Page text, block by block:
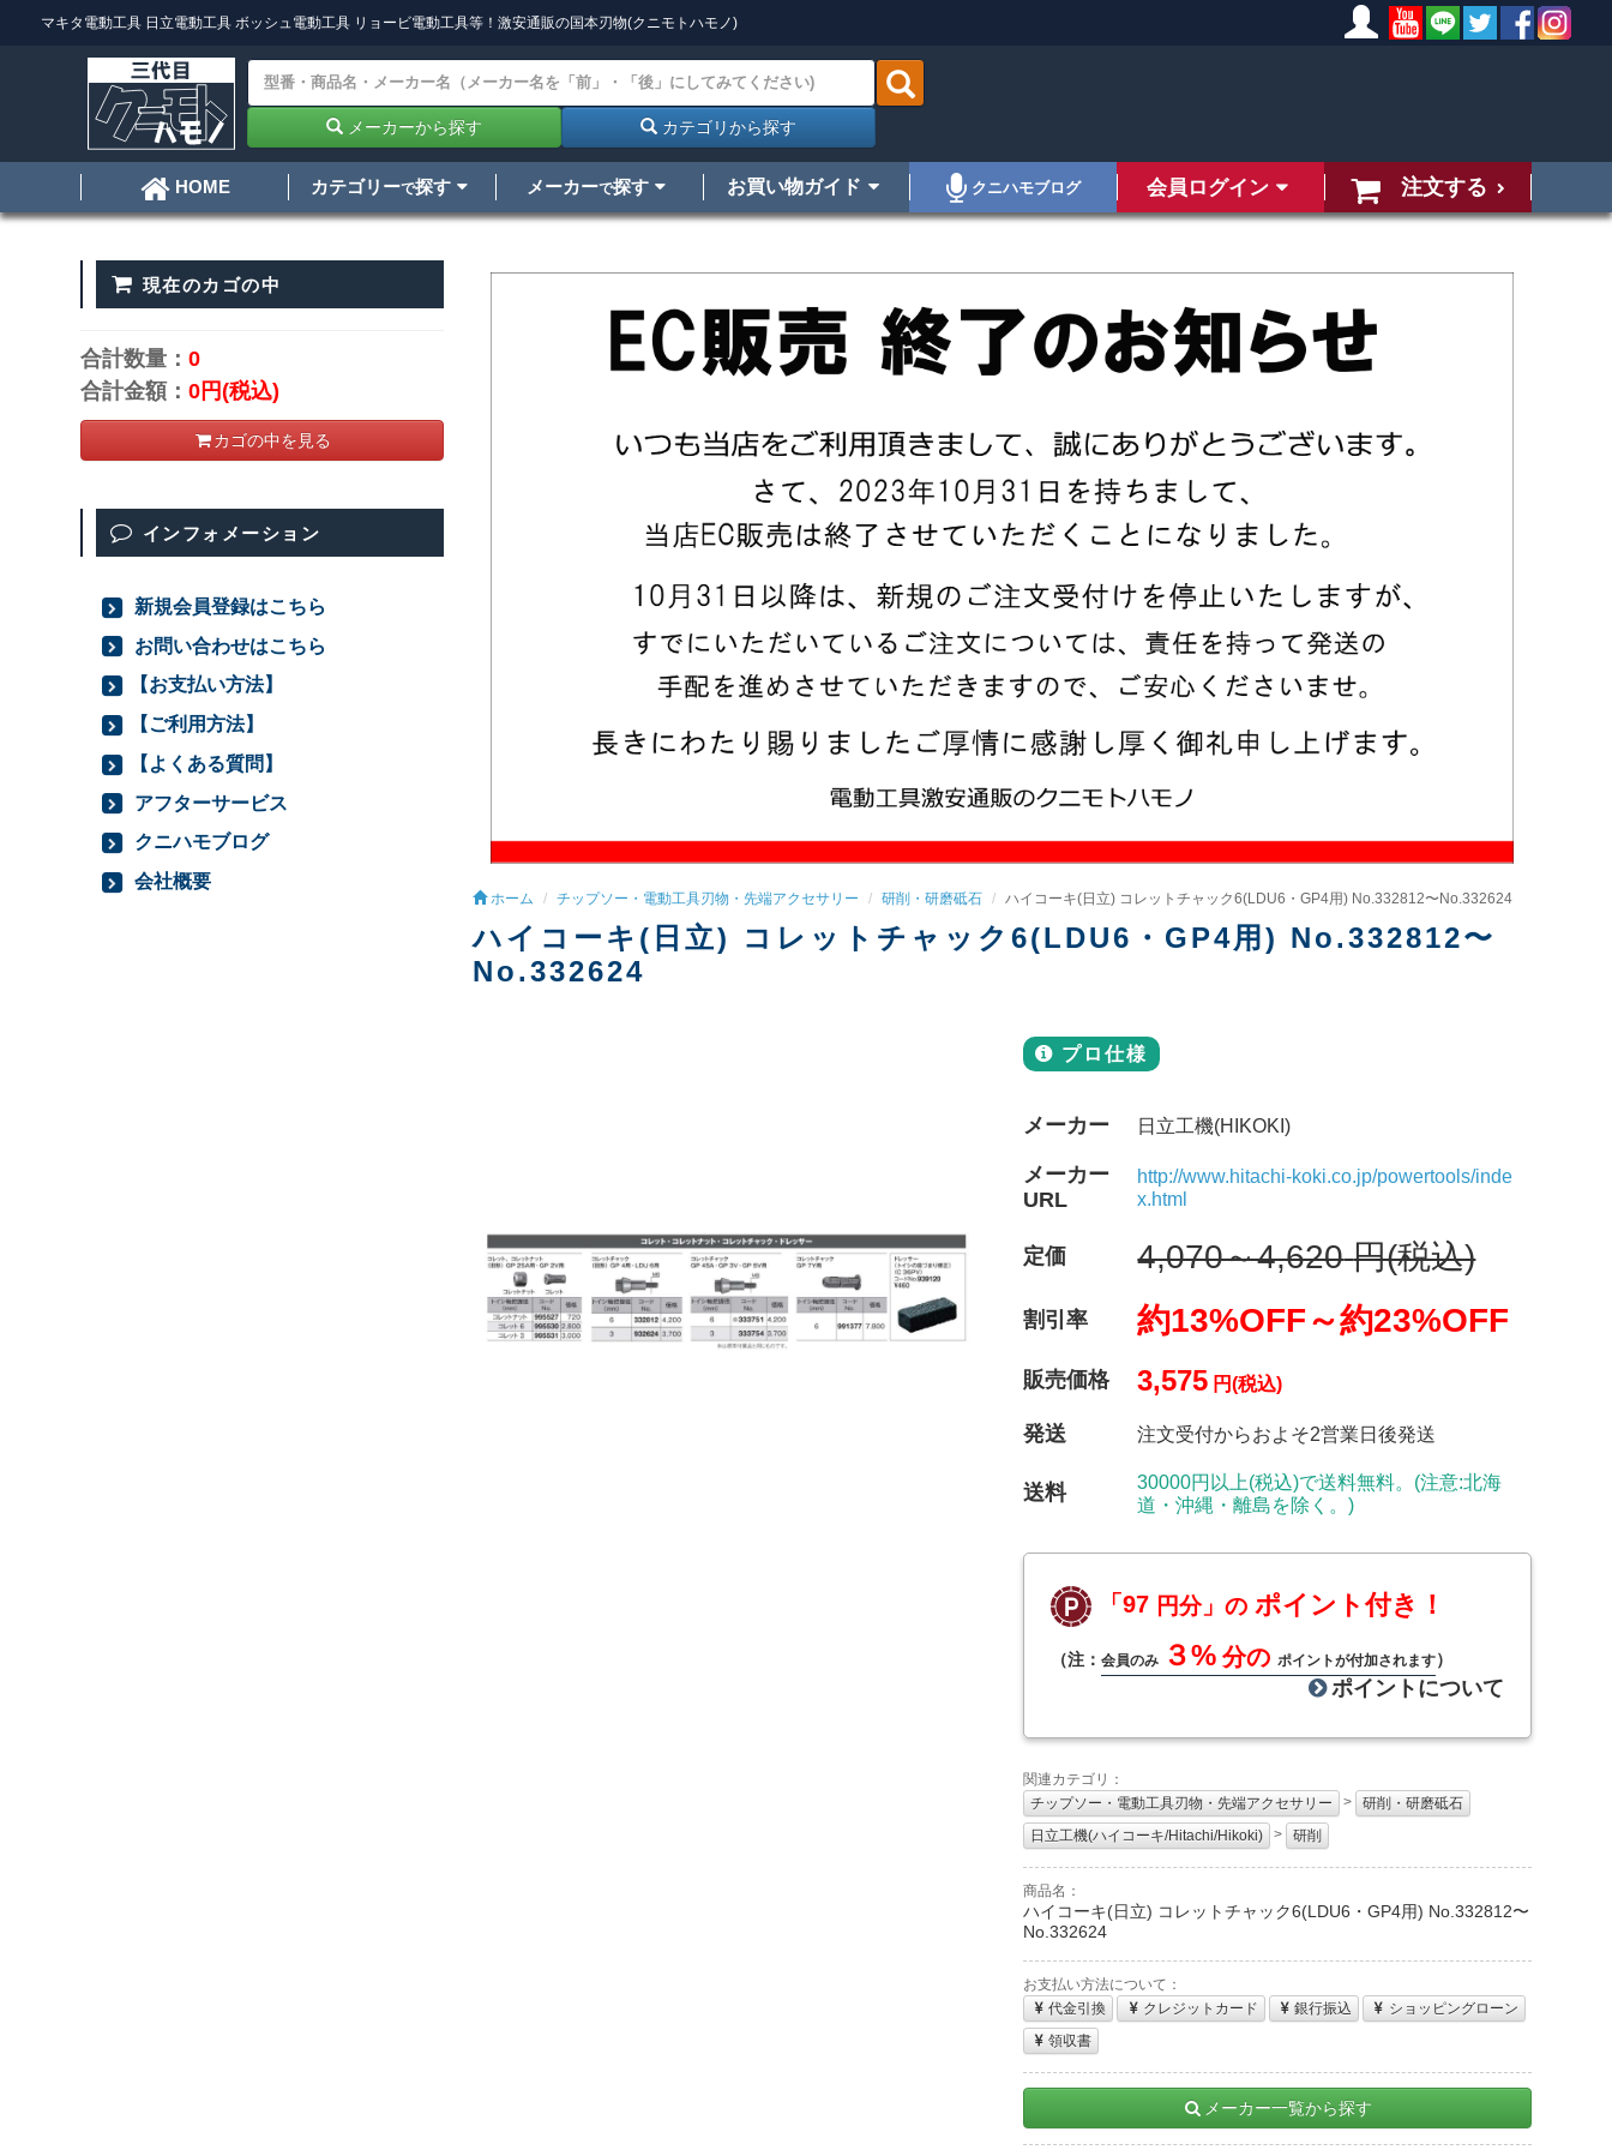
マキタ電動工具 日立電動工具 ボッシュ電動工具 リョービ電動工具等！激安通販の国本刃物(クニモトハモノ)
メーカーから探す カテゴリから探す
HOME カテゴリーで探す メーカーで探す お買い物ガイド クニハモブログ 会員ログイン 注文する
ホーム チップソー・電動工具刃物・先端アクセサリー 研削・研磨砥石 ハイコーキ(日立) コレットチャック6(LDU6・GP4用) No.332812〜No.332624
ハイコーキ(日立) コレットチャック6(LDU6・GP4用) No.332812〜
No.332624
プロ仕様
メーカー 日立工機(HIKOKI)
メーカー
URL
http://www.hitachi-koki.co.jp/powertools/inde
x.html
定価 4,070～4,620 円(税込)
割引率 約13%OFF～約23%OFF
販売価格 3,575 円(税込)
発送 注文受付からおよそ2営業日後発送
送料
30000円以上(税込)で送料無料。(注意:北海
道・沖縄・離島を除く。)
「97 円分」のポイント付き！
（注： 会員のみ ３% 分のポイントが付加されます）
ポイントについて
関連カテゴリ：
チップソー・電動工具刃物・先端アクセサリー
>
研削・研磨砥石
日立工機(ハイコーキ/Hitachi/Hikoki)
> 研削
商品名：
ハイコーキ(日立) コレットチャック6(LDU6・GP4用) No.332812〜
No.332624
お支払い方法について：
代金引換
クレジットカード 銀行振込
ショッピングローン
領収書
メーカー一覧から探す
現在のカゴの中
合計数量：0
合計金額：0円(税込)
カゴの中を見る
インフォメーション
新規会員登録はこちら
お問い合わせはこちら
【お支払い方法】
【ご利用方法】
【よくある質問】
アフターサービス
クニハモブログ
会社概要